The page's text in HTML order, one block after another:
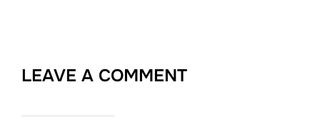
LEAVE A COMMENT